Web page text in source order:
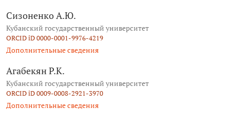
Сизоненко А.Ю.
Кубанский государственный университет
ORCID iD 0000-0001-9976-4219
Дополнительные сведения
Агабекян Р.К.
Кубанский государственный университет
ORCID iD 0009-0008-2921-3970
Дополнительные сведения